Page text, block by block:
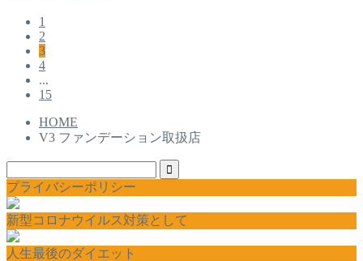
1
2
3
4
...
15
HOME
V3 ファンデーション取扱店
プライバシーポリシー
新型コロナウイルス対策として
人生最後のダイエット